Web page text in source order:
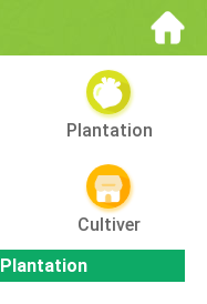
Plantation
Cultiver
Plantation